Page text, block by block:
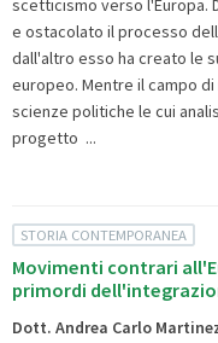
e ostacolato il processo
dall'altro esso ha creato le
europeo. Mentre il campo
scienze politiche le cui
progetto ...
STORIA CONTEMPORANEA
Movimenti contrari
primordi
Dott. Andrea Carlo